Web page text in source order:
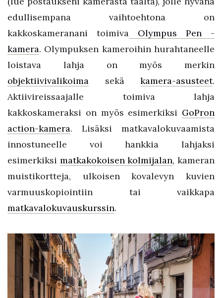
edullisempana vaihtoehtona on
kakkoskameranani toimiva Olympus Pen -
kamera. Olympuksen kameroihin hurahtaneelle
loistava lahja on myös merkin
objektiivivalikoima sekä kamera-asusteet.
Aktiivireissaajalle toimiva lahja
kakkoskameraksi on myös esimerkiksi GoPron
action-kamera. Lisäksi matkavalokuvaamista
innostuneelle voi hankkia lahjaksi
esimerkiksi matkakokoisen kolmijalan, kameran
muistikortteja, ulkoisen kovalevyn kuvien
varmuuskopiointiin tai vaikkapa
matkavalokuvauskurssin.